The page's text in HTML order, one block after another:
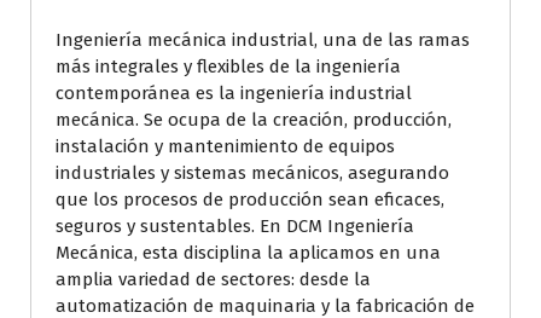
Ingeniería mecánica industrial, una de las ramas
más integrales y flexibles de la ingeniería
contemporánea es la ingeniería industrial
mecánica. Se ocupa de la creación, producción,
instalación y mantenimiento de equipos
industriales y sistemas mecánicos, asegurando
que los procesos de producción sean eficaces,
seguros y sustentables. En DCM Ingeniería
Mecánica, esta disciplina la aplicamos en una
amplia variedad de sectores: desde la
automatización de maquinaria y la fabricación de